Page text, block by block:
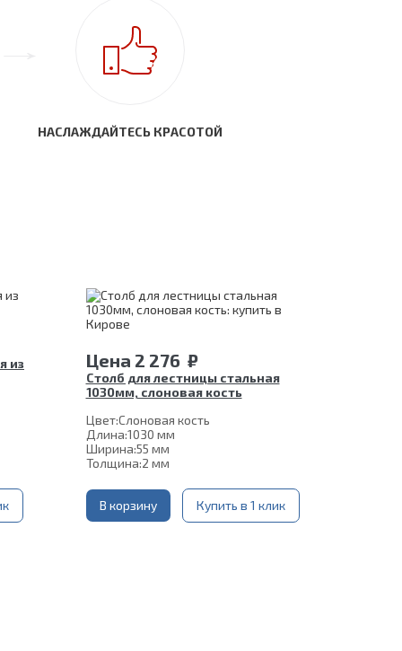
НАСЛАЖДАЙТЕСЬ КРАСОТОЙ
из Цена 2 276 ₽
Столб для лестницы стальная
1030мм, слоновая кость
Цвет:Слоновая кость
Длина:1030 мм
Ширина:55 мм
Толщина:2 мм
В корзину Купить в 1 клик